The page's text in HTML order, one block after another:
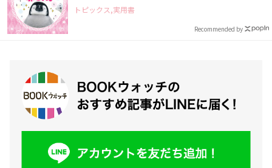
トピックス,実用書
Recommended by